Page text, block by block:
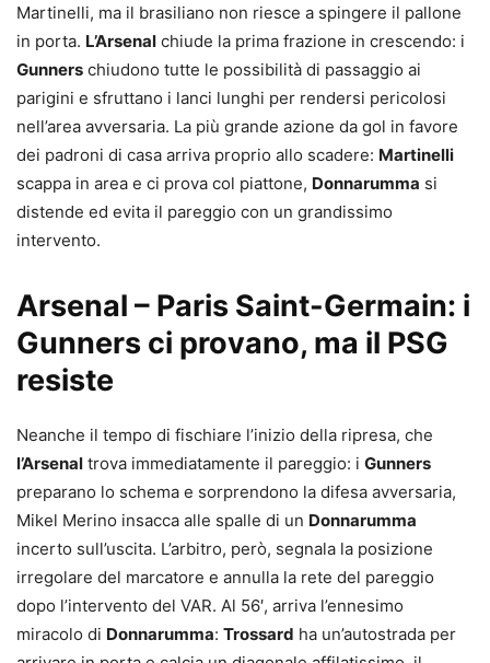
Martinelli, ma il brasiliano non riesce a spingere il pallone
in porta. L’Arsenal chiude la prima frazione in crescendo: i
Gunners chiudono tutte le possibilità di passaggio ai
parigini e sfruttano i lanci lunghi per rendersi pericolosi
nell’area avversaria. La più grande azione da gol in favore
dei padroni di casa arriva proprio allo scadere: Martinelli
scappa in area e ci prova col piattone, Donnarumma si
distende ed evita il pareggio con un grandissimo
intervento.
Arsenal – Paris Saint-Germain: i
Gunners ci provano, ma il PSG
resiste
Neanche il tempo di fischiare l’inizio della ripresa, che
l’Arsenal trova immediatamente il pareggio: i Gunners
preparano lo schema e sorprendono la difesa avversaria,
Mikel Merino insacca alle spalle di un Donnarumma
incerto sull’uscita. L’arbitro, però, segnala la posizione
irregolare del marcatore e annulla la rete del pareggio
dopo l’intervento del VAR. Al 56′, arriva l’ennesimo
miracolo di Donnarumma: Trossard ha un’autostrada per